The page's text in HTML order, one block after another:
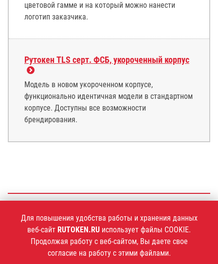
цветовой гамме и на который можно нанести
логотип заказчика.
Рутокен TLS серт. ФСБ, укороченный корпус
Модель в новом укороченном корпусе,
функционально идентичная модели в стандартном
корпусе. Доступны все возможности
брендирования.
+7 (495)925-77-90
Для повышения удобства работы и хранения данных
веб-сайт RUTOKEN.RU использует файлы COOKIE.
Продолжая работу с веб-сайтом, Вы даете свое
согласие на работу с этими файлами.